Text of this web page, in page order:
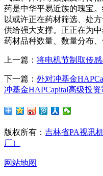
药是中华平易近族的瑰宝
以或许正在药材筛选、处
供给强大支撑。正正在为
药材品种数量、数量分布
上一篇： 将电机节制取传
下一篇： 外对冲基金
冲基金HAPCapital高级投资
版权所有： 吉林省PA视讯
厂）
网站地图